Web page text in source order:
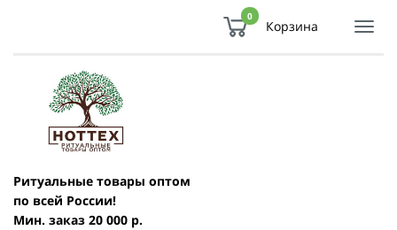
0
Корзина
Ритуальные товары оптом
по всей России!
Мин. заказ 20 000 р.